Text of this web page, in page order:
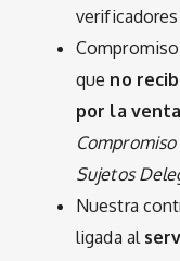
verificadores
que no
por la venta
Sujetos
Nuestra
ligada al